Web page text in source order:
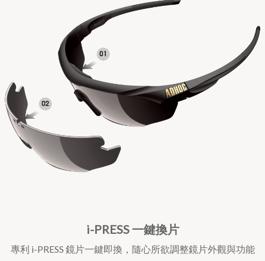
i-PRESS 一鍵換片
專利 i-PRESS 鏡片一鍵即換，隨心所欲調整鏡片外觀與功能